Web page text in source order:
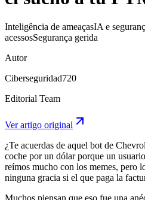
Inteligência de ameaçasIA e
acessosSegurança gerida
Autor
Ciberseguridad720
Editorial Team
Ver artigo original
¿Te acuerdas de aquel bot de
coche por un dólar porque un
reímos mucho con los memes, pero
ninguna gracia si el que paga la